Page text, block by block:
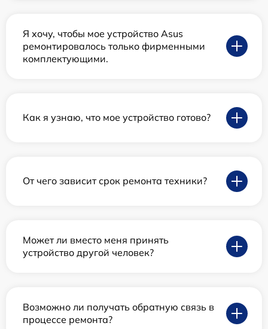
Я хочу, чтобы мое устройство Asus
ремонтировалось только фирменными
комплектующими.
Как я узнаю, что мое устройство готово?
От чего зависит срок ремонта техники?
Может ли вместо меня принять
устройство другой человек?
Возможно ли получать обратную связь в
процессе ремонта?